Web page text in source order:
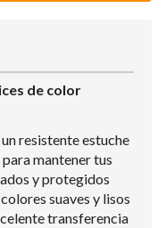
de color
resistente estuche
mantener tus
y protegidos
suaves y lisos
transferencia